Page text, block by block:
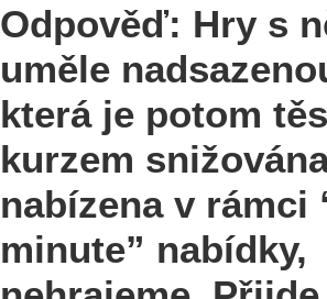
Odpověď: Hry s
uměle
která je potom
kurzem
nabízena v rámci
minute” nabídky,